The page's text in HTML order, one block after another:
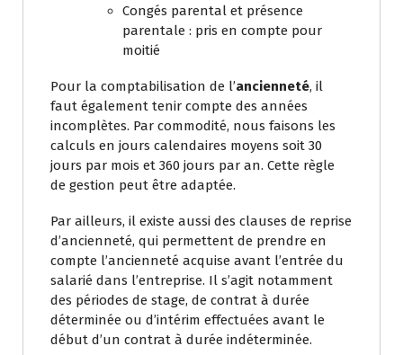
Congés parental et présence
parentale : pris en compte pour
moitié
Pour la comptabilisation de l’ancienneté, il
faut également tenir compte des années
incomplètes. Par commodité, nous faisons les
calculs en jours calendaires moyens soit 30
jours par mois et 360 jours par an. Cette règle
de gestion peut être adaptée.
Par ailleurs, il existe aussi des clauses de reprise
d’ancienneté, qui permettent de prendre en
compte l’ancienneté acquise avant l’entrée du
salarié dans l’entreprise. Il s’agit notamment
des périodes de stage, de contrat à durée
déterminée ou d’intérim effectuées avant le
début d’un contrat à durée indéterminée.